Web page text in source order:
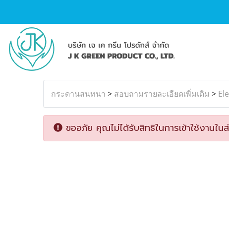
กระดานสนทนา > สอบถามรายละเอียดเพิ่มเติม >
ขออภัย คุณไม่ได้รับสิทธิในการเข้าใช้งานใน